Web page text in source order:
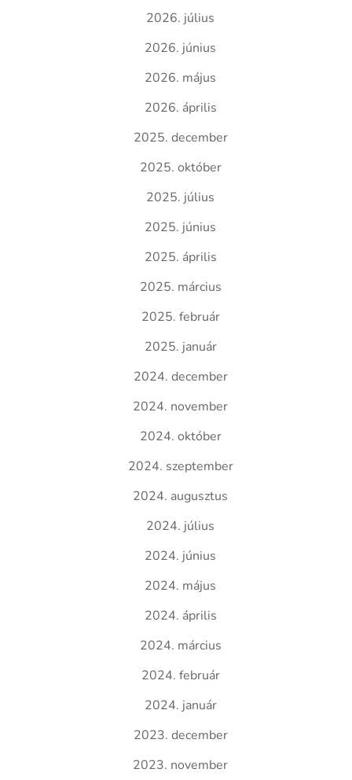
2026. július
2026. június
2026. május
2026. április
2025. december
2025. október
2025. július
2025. június
2025. április
2025. március
2025. február
2025. január
2024. december
2024. november
2024. október
2024. szeptember
2024. augusztus
2024. július
2024. június
2024. május
2024. április
2024. március
2024. február
2024. január
2023. december
2023. november